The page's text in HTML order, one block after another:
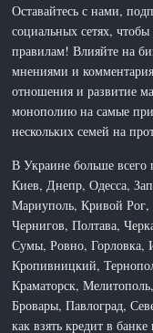
Оставайтесь с нами,
социальных сетях,
правилам! Влияйте на
мнениями и
отношения и развитие
монополию на самые
нескольких семей на
В Украине больше всего
Киев, Днепр, Одесса,
Мариуполь, Кривой
Чернигов, Полтава,
Сумы, Ровно, Горловка,
Кропивницкий,
Краматорск,
Бровары, Павлоград,
как взять кредит в